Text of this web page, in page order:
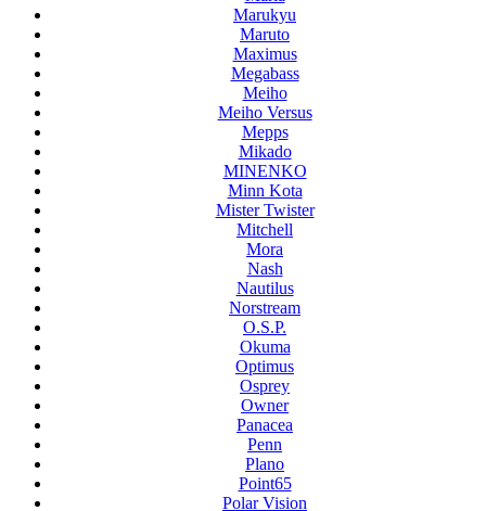
Marukyu
Maruto
Maximus
Megabass
Meiho
Meiho Versus
Mepps
Mikado
MINENKO
Minn Kota
Mister Twister
Mitchell
Mora
Nash
Nautilus
Norstream
O.S.P.
Okuma
Optimus
Osprey
Owner
Panacea
Penn
Plano
Point65
Polar Vision